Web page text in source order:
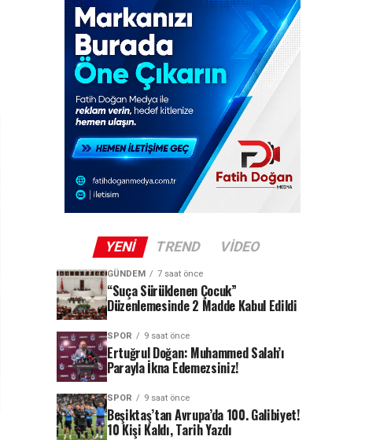
YENI TREND VIDEO
GÜNDEM 7 saat önce
“Suça Sürüklenen Çocuk”
Düzenlemesinde 2 Madde Kabul Edildi
SPOR 9 saat önce
Ertuğrul Doğan: Muhammed Salah’ı
Parayla İkna Edemezsiniz!
SPOR 9 saat önce
Beşiktaş’tan Avrupa’da 100. Galibiyet!
10 Kişi Kaldı, Tarih Yazdı